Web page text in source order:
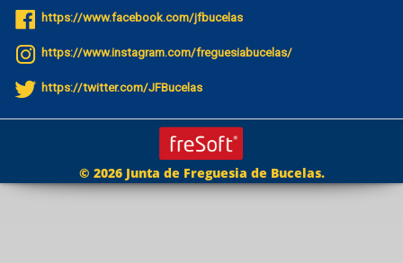
https://www.facebook.com/jfbucelas
https://www.instagram.com/freguesiabucelas/
https://twitter.com/JFBucelas
© 2026 Junta de Freguesia de Bucelas.